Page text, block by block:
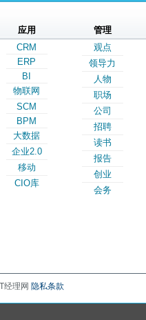
应用
CRM
ERP
BI
物联网
SCM
BPM
大数据
企业2.0
移动
CIO库
管理
观点
领导力
人物
职场
公司
招聘
读书
报告
创业
会务
经理网 隐私条款